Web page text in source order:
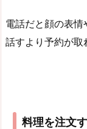
電話だと顔の表
話すより予約が取
料理を注文